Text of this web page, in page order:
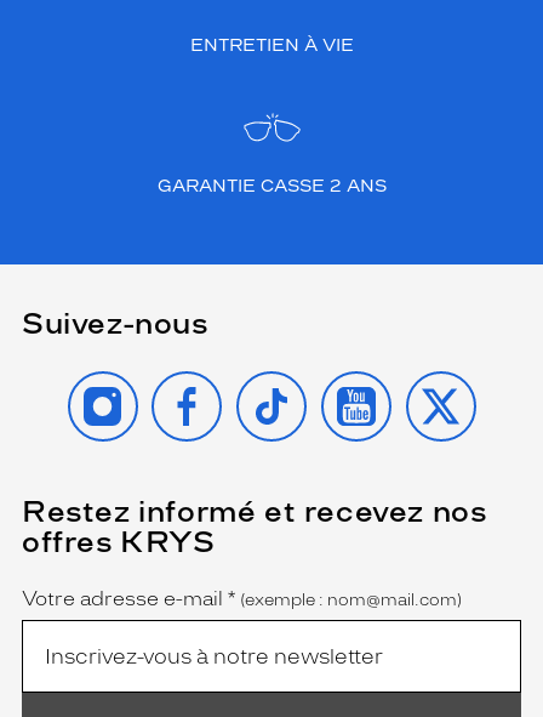
ENTRETIEN À VIE
GARANTIE CASSE 2 ANS
Suivez-nous
INSTAGRAMFACEBOOK
TIKTOK YOUTUBE
X
Restez informé et recevez nos
offres KRYS
Name
Votre adresse e-mail *
(Ce
champ
est
(exemple : nom@mail.com)